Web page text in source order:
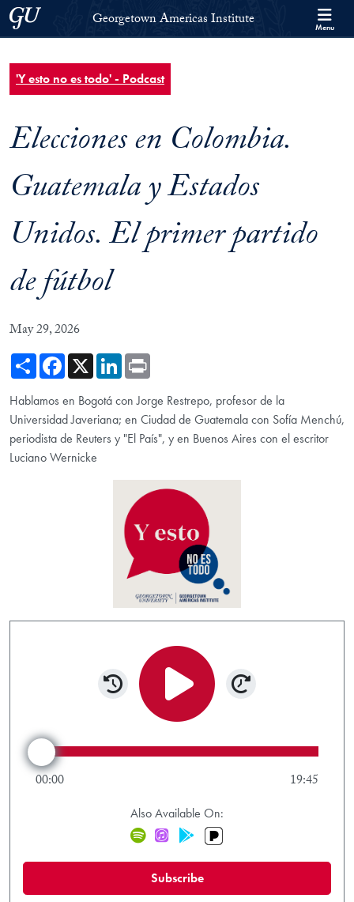
Skip to Georgetown Americas Institute Full Site Menu
Skip to main content
Georgetown UniversityGeorgetown Americas Institute Menu
'Y esto no es todo' - Podcast
Elecciones en Colombia.
Guatemala y Estados
Unidos. El primer partido
de fútbol
May 29, 2026
ShareFacebook
X LinkedIn
Hablamos en Bogotá con Jorge Restrepo, profesor de la
Universidad Javeriana; en Ciudad de Guatemala con Sofía Menchú,
periodista de Reuters y "El País", y en Buenos Aires con el escritor
Luciano Wernicke
Rewind 15 seconds
Audio Scrubber
00:00 19:45
Also Available On:
Spotify
iTunesGoogle Play
Subscribe(new window)